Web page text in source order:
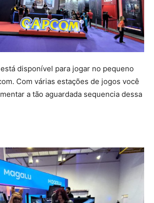
disponível para jogar no pequeno
Com várias estações de jogos você
a tão aguardada sequencia dessa